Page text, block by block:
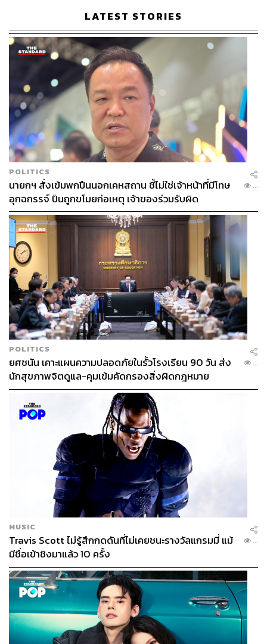
LATEST STORIES
POLITICS
นายกฯ สั่งเข้มพกปืนนอกเคหสถาน ชี้ไม่ใช่เจ้าหน้าที่มีโทษ
อุกฉกรรจ์ ปืนถูกขโมยก่อเหตุ เจ้าของร่วมรับผิด
...
POLITICS
ยศชนัน เคาะแผนความปลอดภัยในรั้วโรงเรียน 90 วัน ส่ง
นักสุขภาพจิตดูแล-คุมเข้มคัดกรองสิ่งผิดกฎหมาย
...
MUSIC
Travis Scott ไม่รู้สึกกดดันที่ไม่เคยชนะรางวัลแกรมมี่ แม้
มีชื่อเข้าชิงมาแล้ว 10 ครั้ง
...